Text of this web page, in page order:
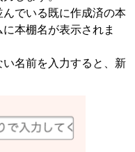
でいる既に作成済の本
本棚名が表示されま
名前を入力すると、新